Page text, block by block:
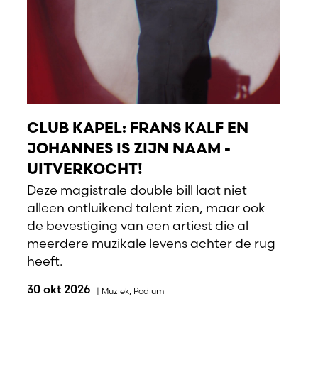
CLUB KAPEL: FRANS KALF EN
JOHANNES IS ZIJN NAAM -
UITVERKOCHT!
Deze magistrale double bill laat niet
alleen ontluikend talent zien, maar ook
de bevestiging van een artiest die al
meerdere muzikale levens achter de rug
heeft.
30 okt 2026 | Muziek Podium